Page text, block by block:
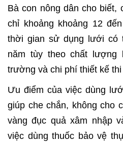
Bà con nông dân cho biết,
chỉ khoảng khoảng 12
thời gian sử dụng lưới có
năm tùy theo chất lượng
trường và chi phí thiết kế thi
Ưu điểm của việc dùng
giúp che chắn, không cho
vàng đục quả xâm nhập
việc dùng thuốc bảo vệ